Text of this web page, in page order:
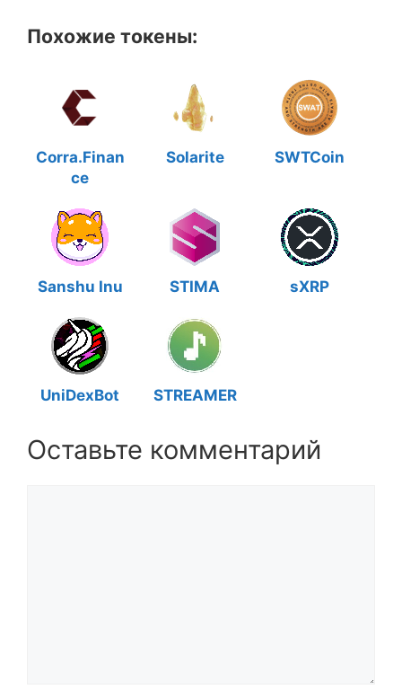
Похожие токены:
Corra.Finan
ce
Solarite SWTCoin
Sanshu Inu STIMA sXRP
UniDexBot STREAMER
Оставьте комментарий